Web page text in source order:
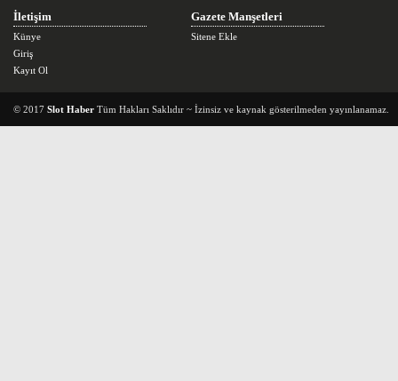
İletişim
Künye
Giriş
Kayıt Ol
Gazete Manşetleri
Sitene Ekle
© 2017 Slot Haber Tüm Hakları Saklıdır ~ İzinsiz ve kaynak gösterilmeden yayınlanamaz.